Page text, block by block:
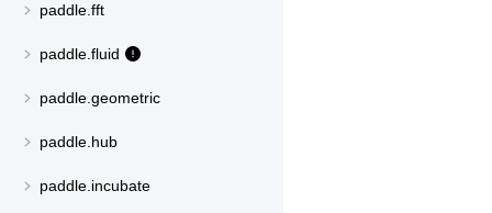
paddle.fft
paddle.fluid
paddle.geometric
paddle.hub
paddle.incubate